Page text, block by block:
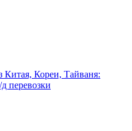
Китая, Кореи, Тайваня:
перевозки